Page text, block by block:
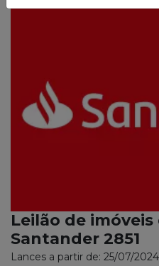
Leilão de imóveis
Santander 2851
Lances a partir de: 25/07/2024